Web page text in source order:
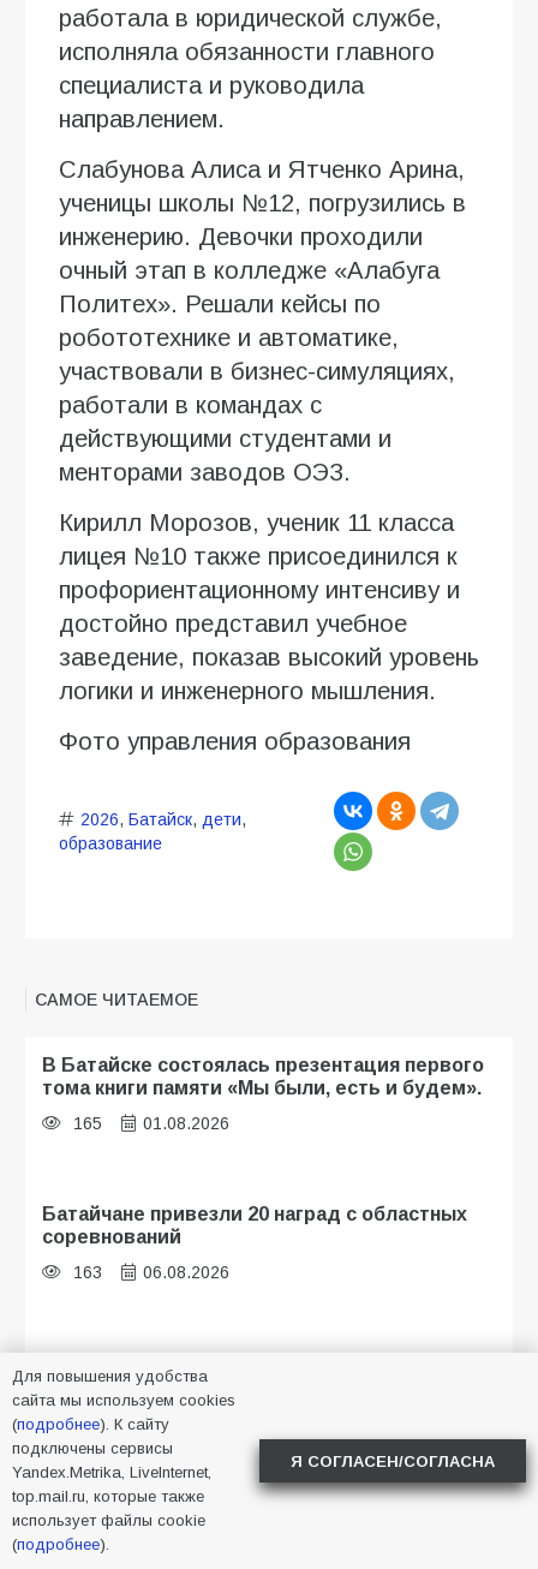
работала в юридической службе,
исполняла обязанности главного
специалиста и руководила
направлением.
Слабунова Алиса и Ятченко Арина,
ученицы школы №12, погрузились в
инженерию. Девочки проходили
очный этап в колледже «Алабуга
Политех». Решали кейсы по
робототехнике и автоматике,
участвовали в бизнес-симуляциях,
работали в командах с
действующими студентами и
менторами заводов ОЭЗ.
Кирилл Морозов, ученик 11 класса
лицея №10 также присоединился к
профориентационному интенсиву и
достойно представил учебное
заведение, показав высокий уровень
логики и инженерного мышления.
Фото управления образования
2026, Батайск, дети,
образование
САМОЕ ЧИТАЕМОЕ
В Батайске состоялась презентация первого
тома книги памяти «Мы были, есть и будем».
165 01.08.2026
Батайчане привезли 20 наград с областных
соревнований
163 06.08.2026
образовательного кластера
110 05.08.2026
В библиотеке имени И.С. Тургенева прошёл
мастер-класс «Бумажный парашют» ко Дню
ВДВ
Для повышения удобства
сайта мы используем cookies
(подробнее). К сайту
подключены сервисы
Yandex.Metrika, LiveInternet,
top.mail.ru, которые также
использует файлы cookie
(подробнее).
Я СОГЛАСЕН/СОГЛАСНА